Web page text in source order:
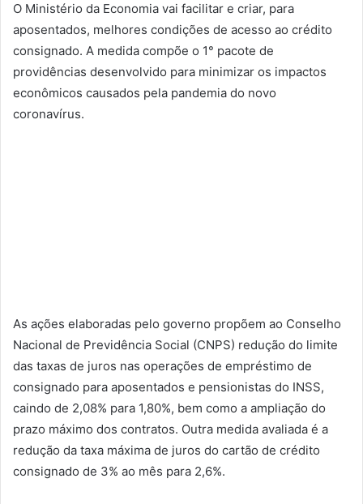
O Ministério da Economia vai facilitar e criar, para
aposentados, melhores condições de acesso ao crédito
consignado. A medida compõe o 1° pacote de
providências desenvolvido para minimizar os impactos
econômicos causados pela pandemia do novo
coronavírus.
As ações elaboradas pelo governo propõem ao Conselho
Nacional de Previdência Social (CNPS) redução do limite
das taxas de juros nas operações de empréstimo de
consignado para aposentados e pensionistas do INSS,
caindo de 2,08% para 1,80%, bem como a ampliação do
prazo máximo dos contratos. Outra medida avaliada é a
redução da taxa máxima de juros do cartão de crédito
consignado de 3% ao mês para 2,6%.